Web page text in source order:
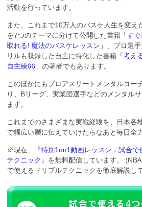
活動を行っています。
また、これまで10万人のバスケ人生を変え
を7つのテーマに分けて公開した書籍「す
取れる! 魔法のバスケレッスン 」、プロ選
リルも収録した自主に特化した書籍「考え
自主練66 」の著者でもあります。
このほかにもプロアスリートメンタルコー
り、Bリーグ、実業団選手などのメンタル
ます。
これまでのさまざまな実戦経験を、日本各
で幅広い層に伝えていけたらなあと毎日全
※現在、
『特別1on1動画レッスン：試合
テクニック』 を無料配信しています。
で使えるドリブルテクニックを徹底解説し